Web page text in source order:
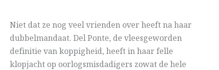
Niet dat ze nog veel vrienden over heeft na haar
dubbelmandaat. Del Ponte, de vleesgeworden
definitie van koppigheid, heeft in haar felle
klopjacht op oorlogsmisdadigers zowat de hele